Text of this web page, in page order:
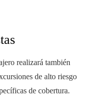
realizará también
de alto riesgo
de cobertura.